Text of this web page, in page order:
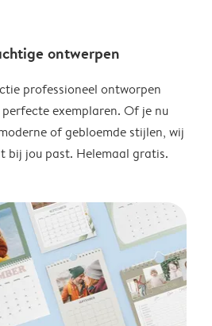
ontwerpen
professioneel ontworpen
exemplaren. Of je nu
of gebloemde stijlen, wij
bij jou past. Helemaal gratis.